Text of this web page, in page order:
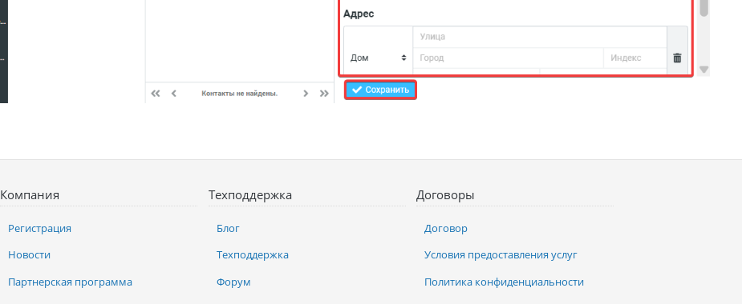
Компания
Регистрация
Новости
Партнерская программа
Техподдержка
Блог
Техподдержка
Форум
Договоры
Договор
Условия предоставления услуг
Политика конфиденциальности